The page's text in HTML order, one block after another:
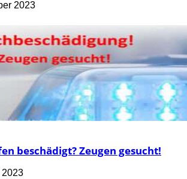
2023
beschädigt? Zeugen gesucht!
2023